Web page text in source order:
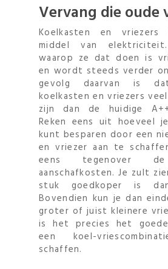
Vervang die oude
Koelkasten en
middel van
waarop ze dat doen is
en wordt steeds verder
gevolg daarvan is
koelkasten en vriezers
zijn dan de huidige
Reken eens uit hoeveel
kunt besparen door een
en vriezer aan te
eens tegenover de
aanschafkosten. Je zult
stuk goedkoper is
Bovendien kun je dan
groter of juist kleinere
is het precies het
een koel-
schaffen.